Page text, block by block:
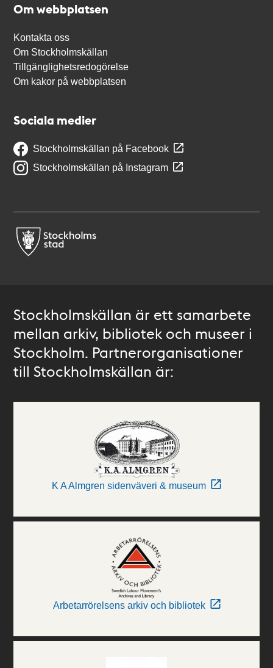
Om webbplatsen
Kontakta oss
Om Stockholmskällan
Tillgänglighetsredogörelse
Om kakor på webbplatsen
Sociala medier
Stockholmskällan på Facebook
Stockholmskällan på Instagram
Stockholmskällan är ett samarbete
mellan arkiv, bibliotek och museer i
Stockholm. Partnerorganisationer
till Stockholmskällan är:
K A Almgren sidenväveri & museum
Arbetarrörelsens arkiv och bibliotek